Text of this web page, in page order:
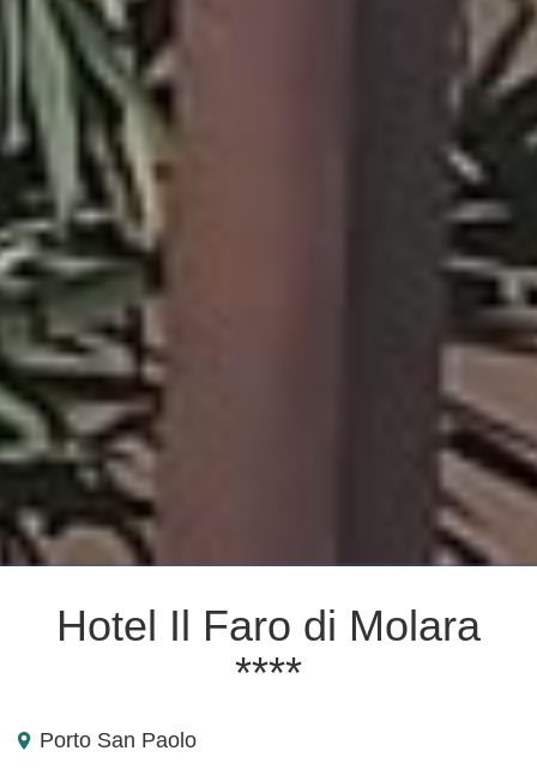
Hotel Il Faro di Molara
****
Porto San Paolo